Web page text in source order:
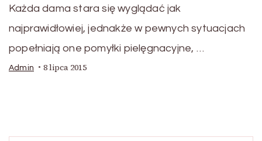
Każda dama stara się wyglądać jak
najprawidłowiej, jednakże w pewnych sytuacjach
popełniają one pomyłki pielęgnacyjne, …
Admin 8 lipca 2015